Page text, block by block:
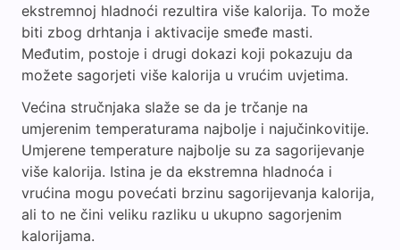
ekstremnoj hladnoći rezultira više kalorija. To može
biti zbog drhtanja i aktivacije smeđe masti.
Međutim, postoje i drugi dokazi koji pokazuju da
možete sagorjeti više kalorija u vrućim uvjetima.
Većina stručnjaka slaže se da je trčanje na
umjerenim temperaturama najbolje i najučinkovitije.
Umjerene temperature najbolje su za sagorijevanje
više kalorija. Istina je da ekstremna hladnoća i
vrućina mogu povećati brzinu sagorijevanja kalorija,
ali to ne čini veliku razliku u ukupno sagorjenim
kalorijama.